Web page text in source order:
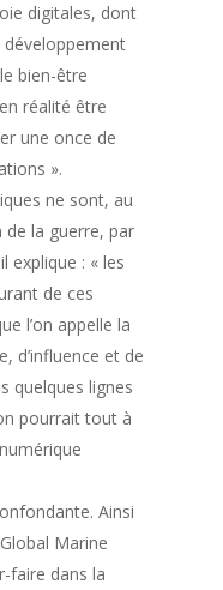
digitales, dont
développement
bien-être
réalité être
une once de
».
ne sont, au
de la guerre, par
explique : « les
de ces
l’on appelle la
d’influence et de
quelques lignes
pourrait tout à
Ainsi
Marine
faire dans la